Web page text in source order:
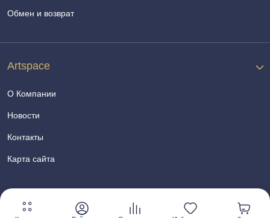
Обмен и возврат
Artspace
О Компании
Новости
Контакты
Карта сайта